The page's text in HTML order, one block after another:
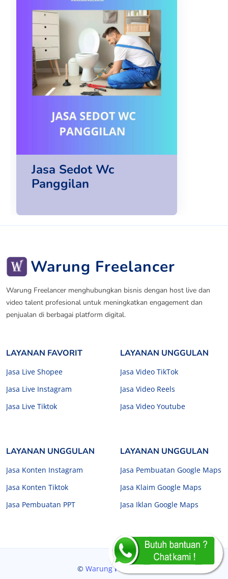
Jasa Sedot Wc
Panggilan
Warung Freelancer
Warung Freelancer menghubungkan bisnis dengan host live dan
video talent profesional untuk meningkatkan engagement dan
penjualan di berbagai platform digital.
LAYANAN FAVORIT
Jasa Live Shopee
Jasa Live Instagram
Jasa Live Tiktok
LAYANAN UNGGULAN
Jasa Video TikTok
Jasa Video Reels
Jasa Video Youtube
LAYANAN UNGGULAN
Jasa Konten Instagram
Jasa Konten Tiktok
Jasa Pembuatan PPT
LAYANAN UNGGULAN
Jasa Pembuatan Google Maps
Jasa Klaim Google Maps
Jasa Iklan Google Maps
© WarungFreelancer